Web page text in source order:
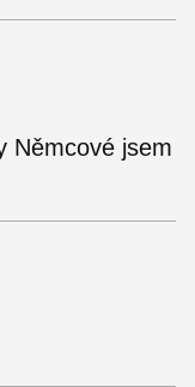
Němcové jsem